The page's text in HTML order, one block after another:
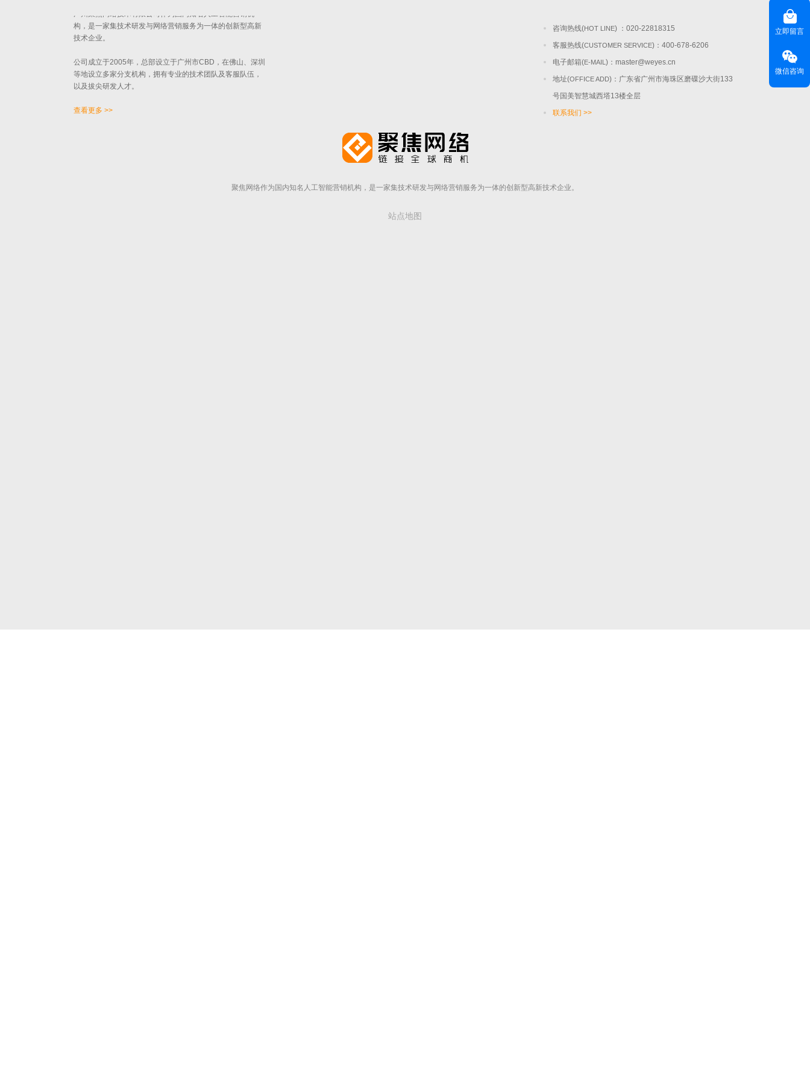
构，是一家集技术研发与网络营销服务为一体的创新型高新
技术企业。
公司成立于2005年，总部设立于广州市CBD，在佛山、深圳
等地设立多家分支机构，拥有专业的技术团队及客服队伍，
以及拔尖研发人才。
查看更多 >>
咨询热线(HOT LINE) ：020-22818315
客服热线(CUSTOMER SERVICE)：400-678-6206
电子邮箱(E-MAIL)：master@weyes.cn
地址(OFFICE ADD)：广东省广州市海珠区磨碟沙大街133
号国美智慧城西塔13楼全层
联系我们 >>
聚焦网络作为国内知名人工智能营销机构，是一家集技术研发与网络营销服务为一体的创新型高新技术企业。
站点地图
立即留言
微信咨询